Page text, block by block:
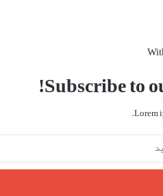
Subscribe to
Lorem